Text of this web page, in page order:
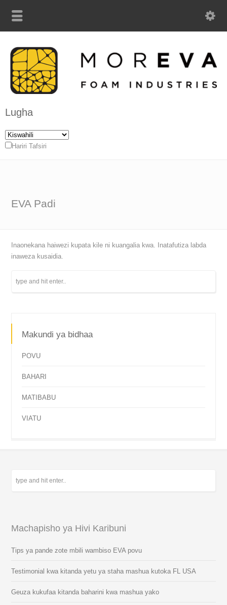
Lugha
Hariri Tafsiri
EVA Padi
Inaonekana haiwezi kupata kile ni kuangalia kwa. Inatafutiza labda
inaweza kusaidia.
Makundi ya bidhaa
POVU
BAHARI
MATIBABU
VIATU
Machapisho ya Hivi Karibuni
Tips ya pande zote mbili wambiso EVA povu
Testimonial kwa kitanda yetu ya staha mashua kutoka FL USA
Geuza kukufaa kitanda baharini kwa mashua yako